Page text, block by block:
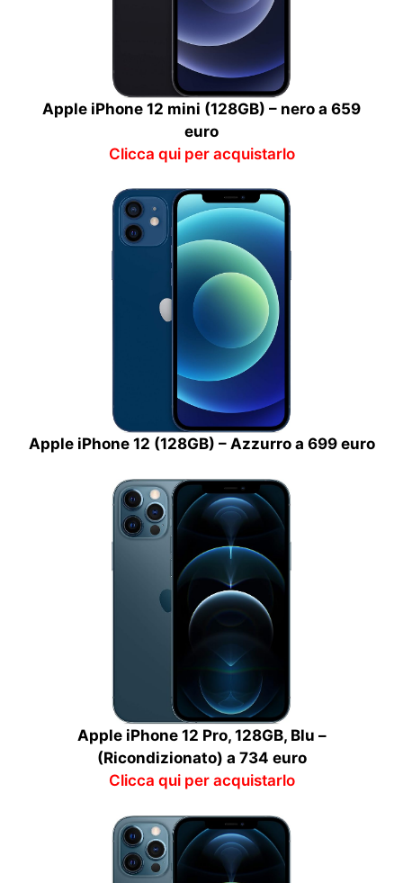
Apple iPhone 12 mini (128GB) – nero a 659
euro
Clicca qui per acquistarlo
Apple iPhone 12 (128GB) – Azzurro a 699 euro
Apple iPhone 12 Pro, 128GB, Blu –
(Ricondizionato) a 734 euro
Clicca qui per acquistarlo